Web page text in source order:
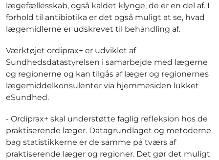
lægefællesskab, også kaldet klynge, de er en del af. I
forhold til antibiotika er det også muligt at se, hvad
lægemidlerne er udskrevet til behandling af.
Værktøjet ordiprax+ er udviklet af
Sundhedsdatastyrelsen i samarbejde med lægerne
og regionerne og kan tilgås af læger og regionernes
lægemiddelkonsulenter via hjemmesiden lukket
eSundhed.
- Ordiprax+ skal understøtte faglig refleksion hos de
praktiserende læger. Datagrundlaget og metoderne
bag statistikkerne er de samme på tværs af
praktiserende læger og regioner. Det gør det muligt